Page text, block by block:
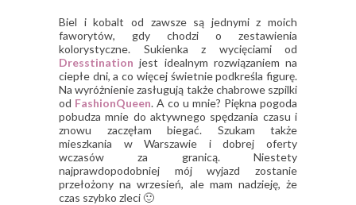
Biel i kobalt od zawsze są jednymi z moich
faworytów, gdy chodzi o zestawienia
kolorystyczne. Sukienka z wycięciami od
Dresstination jest idealnym rozwiązaniem na
ciepłe dni, a co więcej świetnie podkreśla figurę.
Na wyróżnienie zasługują także chabrowe szpilki
od FashionQueen. A co u mnie? Piękna pogoda
pobudza mnie do aktywnego spędzania czasu i
znowu zaczęłam biegać. Szukam także
mieszkania w Warszawie i dobrej oferty
wczasów za granicą. Niestety
najprawdopodobniej mój wyjazd zostanie
przełożony na wrzesień, ale mam nadzieję, że
czas szybko zleci 🙂